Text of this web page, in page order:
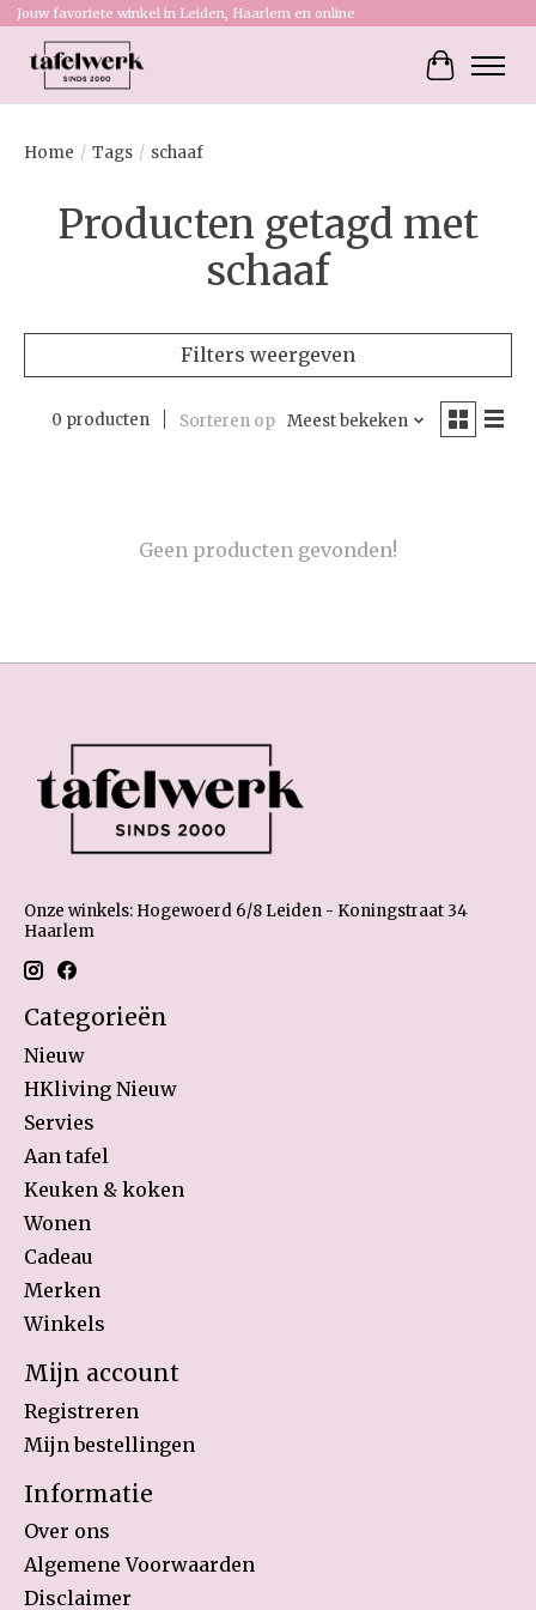
Jouw favoriete winkel in Leiden, Haarlem en online
Home / Tags / schaaf
Producten getagd met
schaaf
Filters weergeven
0 producten Sorteren op Meest bekeken
Geen producten gevonden!
Onze winkels: Hogewoerd 6/8 Leiden - Koningstraat 34
Haarlem
Categorieën
Nieuw
HKliving Nieuw
Servies
Aan tafel
Keuken & koken
Wonen
Cadeau
Merken
Winkels
Mijn account
Registreren
Mijn bestellingen
Informatie
Over ons
Algemene Voorwaarden
Disclaimer